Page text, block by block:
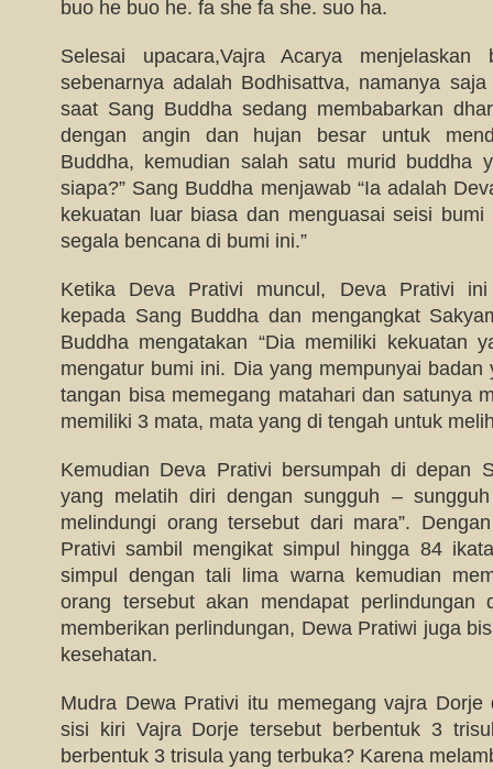
buo he buo he. fa she fa she. suo ha.
Selesai upacara,Vajra Acarya
sebenarnya adalah Bodhisattva, namanya
saat Sang Buddha sedang membabarkan
dengan angin dan hujan besar untuk
Buddha, kemudian salah satu murid buddha
siapa?” Sang Buddha menjawab “Ia adalah
kekuatan luar biasa dan menguasai seisi
segala bencana di bumi ini.”
Ketika Deva Prativi muncul, Deva Prativi ini
kepada Sang Buddha dan mengangkat
Buddha mengatakan “Dia memiliki kekuatan
mengatur bumi ini. Dia yang mempunyai
tangan bisa memegang matahari dan satunya
memiliki 3 mata, mata yang di tengah untuk
Kemudian Deva Prativi bersumpah di depan
yang melatih diri dengan sungguh –
melindungi orang tersebut dari mara”.
Prativi sambil mengikat simpul hingga 84
simpul dengan tali lima warna kemudian
orang tersebut akan mendapat perlindungan
memberikan perlindungan, Dewa Pratiwi juga
kesehatan.
Mudra Dewa Prativi itu memegang vajra
sisi kiri Vajra Dorje tersebut berbentuk 3
berbentuk 3 trisula yang terbuka? Karena